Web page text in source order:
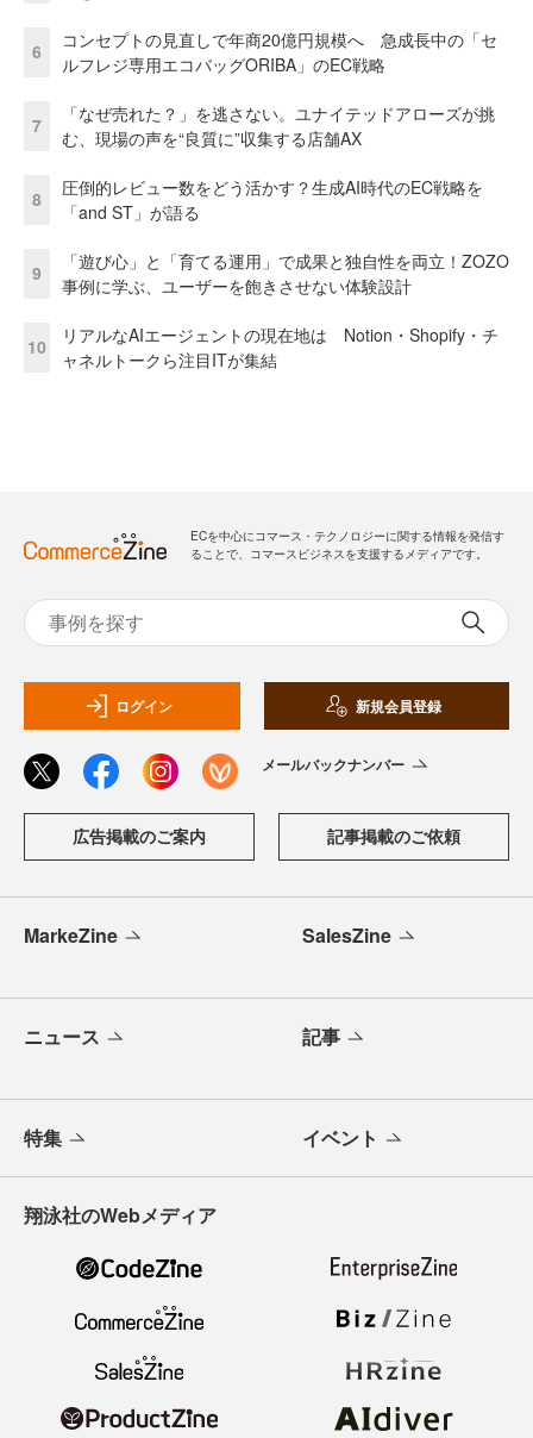
6
コンセプトの見直しで年商20億円規模へ 急成長中の「セ
ルフレジ専用エコバッグORIBA」のEC戦略
7
「なぜ売れた？」を逃さない。ユナイテッドアローズが挑
む、現場の声を“良質に”収集する店舗AX
8
圧倒的レビュー数をどう活かす？生成AI時代のEC戦略を
「and ST」が語る
9
「遊び心」と「育てる運用」で成果と独自性を両立！ZOZO
事例に学ぶ、ユーザーを飽きさせない体験設計
10
リアルなAIエージェントの現在地は Notion・Shopify・チ
ャネルトークら注目ITが集結
ECを中心にコマース・テクノロジーに関する情報を発信す
ることで、コマースビジネスを支援するメディアです。
ログイン 新規会員登録
メールバックナンバー
広告掲載のご案内 記事掲載のご依頼
MarkeZine SalesZine
ニュース 記事
特集 イベント
翔泳社のWebメディア